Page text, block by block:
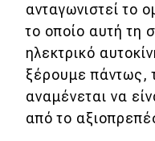
ανταγωνιστεί το
το οποίο αυτή τη
ηλεκτρικό
ξέρουμε πάντως,
αναμένεται να
από το